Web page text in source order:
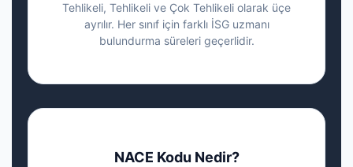
Tehlikeli, Tehlikeli ve Çok Tehlikeli olarak üçe
ayrılır. Her sınıf için farklı İSG uzmanı
bulundurma süreleri geçerlidir.
NACE Kodu Nedir?